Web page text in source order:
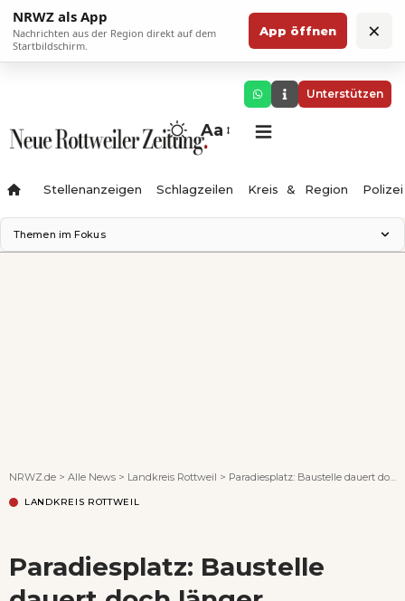
NRWZ als App
Nachrichten aus der Region direkt auf dem
Startbildschirm.
App öffnen ×
Unterstützen
Aa
Stellenanzeigen Schlagzeilen Kreis & Region Polizei
Themen im Fokus
NRWZ.de > Alle News > Landkreis Rottweil > Paradiesplatz: Baustelle dauert doch länger
LANDKREIS ROTTWEIL
Paradiesplatz: Baustelle